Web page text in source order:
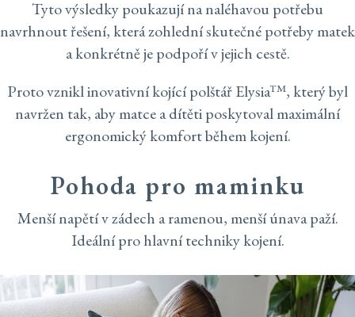
Tyto výsledky poukazují na naléhavou potřebu
navrhnout řešení, která zohlední skutečné potřeby matek
a konkrétně je podpoří v jejich cestě.
Proto vznikl inovativní kojící polštář Elysia™, který byl
navržen tak, aby matce a dítěti poskytoval maximální
ergonomický komfort během kojení.
Pohoda pro maminku
Menší napětí v zádech a ramenou, menší únava paží.
Ideální pro hlavní techniky kojení.